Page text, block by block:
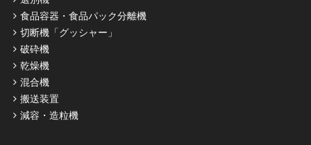
食品容器・食品パック分離機
切断機「グッシャー」
破砕機
乾燥機
混合機
搬送装置
減容・造粒機